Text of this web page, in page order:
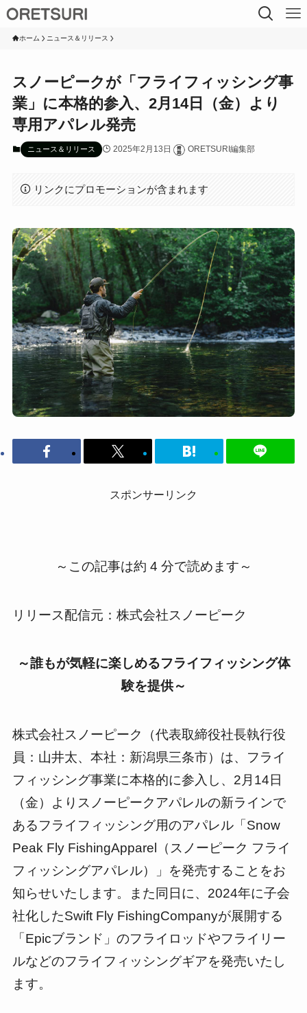
ホーム ニュース＆リリース
スノーピークが「フライフィッシング事
業」に本格的参入、2月14日（金）より
専用アパレル発売
ニュース＆リリース 2025年2月13日 ORETSURI編集部
リンクにプロモーションが含まれます
スポンサーリンク
～この記事は約 4 分で読めます～
リリース配信元：株式会社スノーピーク
～誰もが気軽に楽しめるフライフィッシング体
験を提供～
株式会社スノーピーク（代表取締役社長執行役
員：山井太、本社：新潟県三条市）は、フライ
フィッシング事業に本格的に参入し、2月14日
（金）よりスノーピークアパレルの新ラインで
あるフライフィッシング用のアパレル「Snow
Peak Fly FishingApparel（スノーピーク フライ
フィッシングアパレル）」を発売することをお
知らせいたします。また同日に、2024年に子会
社化したSwift Fly FishingCompanyが展開する
「Epicブランド」のフライロッドやフライリー
ルなどのフライフィッシングギアを発売いたし
ます。